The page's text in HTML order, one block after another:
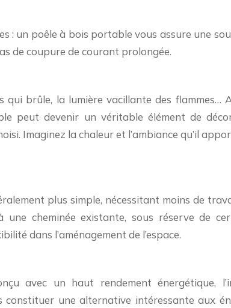
: un poêle à bois portable vous assure une
de coupure de courant prolongée.
qui brûle, la lumière vacillante des flammes…
peut devenir un véritable élément de
Imaginez la chaleur et l’ambiance qu’il
plus simple, nécessitant moins de
cheminée existante, sous réserve de
dans l’aménagement de l’espace.
avec un haut rendement énergétique,
une alternative intéressante aux